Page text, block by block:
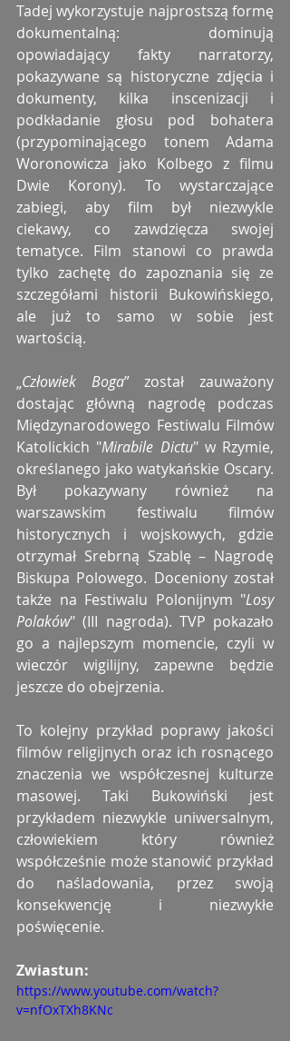
Tadej wykorzystuje najprostszą formę
dokumentalną: dominują
opowiadający fakty narratorzy,
pokazywane są historyczne zdjęcia i
dokumenty, kilka inscenizacji i
podkładanie głosu pod bohatera
(przypominającego tonem Adama
Woronowicza jako Kolbego z filmu
Dwie Korony). To wystarczające
zabiegi, aby film był niezwykle
ciekawy, co zawdzięcza swojej
tematyce. Film stanowi co prawda
tylko zachętę do zapoznania się ze
szczegółami historii Bukowińskiego,
ale już to samo w sobie jest
wartością.
„Człowiek Boga” został zauważony
dostając główną nagrodę podczas
Międzynarodowego Festiwalu Filmów
Katolickich "Mirabile Dictu" w Rzymie,
określanego jako watykańskie Oscary.
Był pokazywany również na
warszawskim festiwalu filmów
historycznych i wojskowych, gdzie
otrzymał Srebrną Szablę – Nagrodę
Biskupa Polowego. Doceniony został
także na Festiwalu Polonijnym "Losy
Polaków" (III nagroda). TVP pokazało
go a najlepszym momencie, czyli w
wieczór wigilijny, zapewne będzie
jeszcze do obejrzenia.
To kolejny przykład poprawy jakości
filmów religijnych oraz ich rosnącego
znaczenia we współczesnej kulturze
masowej. Taki Bukowiński jest
przykładem niezwykle uniwersalnym,
człowiekiem który również
współcześnie może stanowić przykład
do naśladowania, przez swoją
konsekwencję i niezwykłe
poświęcenie.
Zwiastun:
https://www.youtube.com/watch?
v=nfOxTXh8KNc